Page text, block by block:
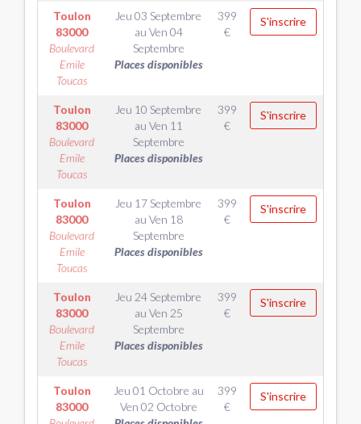
Toulon
83000
Boulevard
Emile
Toucas
Jeu 03 Septembre
au Ven 04
Septembre
Places disponibles
399
€
S'inscrire
Toulon
83000
Boulevard
Emile
Toucas
Jeu 10 Septembre
au Ven 11
Septembre
Places disponibles
399
€
S'inscrire
Toulon
83000
Boulevard
Emile
Toucas
Jeu 17 Septembre
au Ven 18
Septembre
Places disponibles
399
€
S'inscrire
Toulon
83000
Boulevard
Emile
Toucas
Jeu 24 Septembre
au Ven 25
Septembre
Places disponibles
399
€
S'inscrire
Toulon
83000
Jeu 01 Octobre au
Ven 02 Octobre
399
€
S'inscrire